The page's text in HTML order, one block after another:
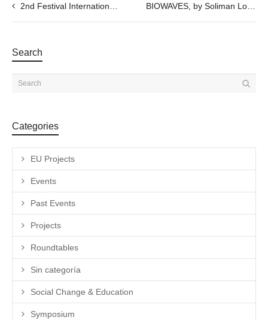
2nd Festival International PASTE UP, 17th Nov. 12 – 20h
Search
Categories
EU Projects
Events
Past Events
Projects
Roundtables
Sin categoría
Social Change & Education
Symposium